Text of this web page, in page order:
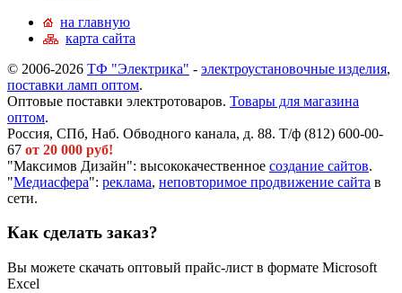
на главную
карта сайта
© 2006-2026 ТФ "Электрика" - электроустановочные изделия,
поставки ламп оптом.
Оптовые поставки электротоваров. Товары для магазина
оптом.
Россия, СПб, Наб. Обводного канала, д. 88. Т/ф (812) 600-00-
67 от 20 000 руб!
"Максимов Дизайн": высококачественное создание сайтов.
"Медиасфера": реклама, неповторимое продвижение сайта в
сети.
Как сделать заказ?
Вы можете скачать оптовый прайс-лист в формате Microsoft
Excel